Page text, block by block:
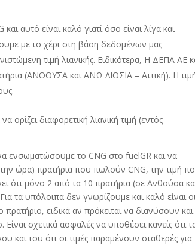
αυτό είναι καλό γιατί όσο είναι λίγα και
με το χέρι στη βάση δεδομένων μας
τιμή λιανικής. Ειδικότερα, Η ΔΕΠΑ ΑΕ
(ΑΝΘΟΥΣΑ και ΑΝΩ ΛΙΟΣΙΑ – Αττική). Η
ορίζει διαφορετική λιανική τιμή (εντός
ενσωματώσουμε το CNG στο fuelGR και να
την ώρα) πρατήρια που πωλούν CNG, την τιμή
ότι μόνο 2 από τα 10 πρατήρια (σε Ανθούσα
τα υπόλοιπα δεν γνωρίζουμε και καλό είναι οι
ειδικά αν πρόκειται να διανύσουν και
σχετικά ασφαλές να υποθέσει κανείς ότι
και του ότι οι τιμές παραμένουν σταθερές για